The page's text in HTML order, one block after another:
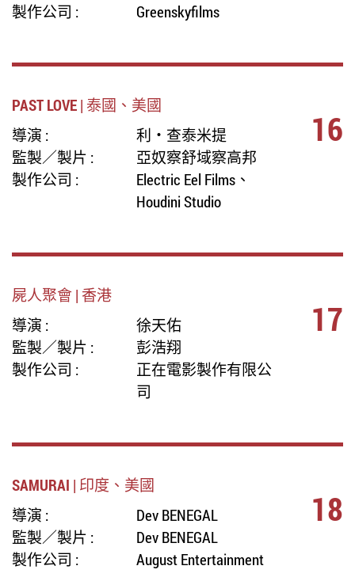
製作公司 :
Greenskyfilms
PAST LOVE | 泰國、美國
導演 :
利‧查泰米提
監製／製片 :
亞奴察舒域察高邦
製作公司 :
Electric Eel Films、
Houdini Studio
16
屍人聚會 | 香港
導演 :
徐天佑
監製／製片 :
彭浩翔
製作公司 :
正在電影製作有限公
司
17
SAMURAI | 印度、美國
導演 :
Dev BENEGAL
監製／製片 :
Dev BENEGAL
製作公司 :
August Entertainment
18